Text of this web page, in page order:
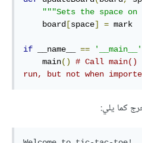
"""Sets the space
    board
[space] = mark
if __name__ == '__main__'
    main
()
# Call
run, but not when
كما يلي: